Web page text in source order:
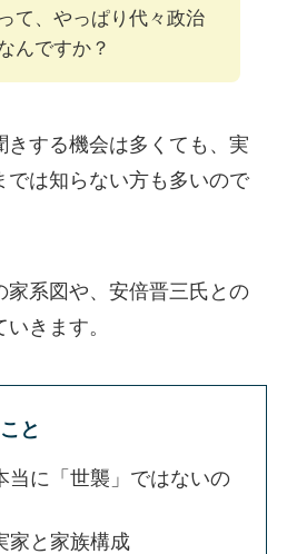
て、やっぱり代々政治
んですか？
きする機会は多くても、実
では知らない方も多いので
家系図や、安倍晋三氏との
きます。
と
当に「世襲」ではないの
家と家族構成